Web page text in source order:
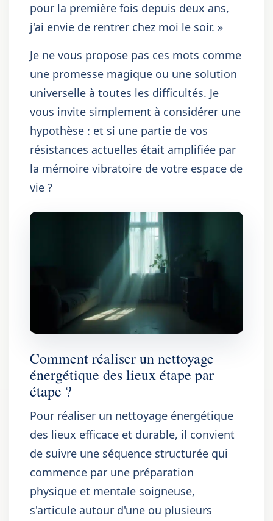
pour la première fois depuis deux ans,
j'ai envie de rentrer chez moi le soir. »
Je ne vous propose pas ces mots comme
une promesse magique ou une solution
universelle à toutes les difficultés. Je
vous invite simplement à considérer une
hypothèse : et si une partie de vos
résistances actuelles était amplifiée par
la mémoire vibratoire de votre espace de
vie ?
Comment réaliser un nettoyage
énergétique des lieux étape par
étape ?
Pour réaliser un nettoyage énergétique
des lieux efficace et durable, il convient
de suivre une séquence structurée qui
commence par une préparation
physique et mentale soigneuse,
s'articule autour d'une ou plusieurs